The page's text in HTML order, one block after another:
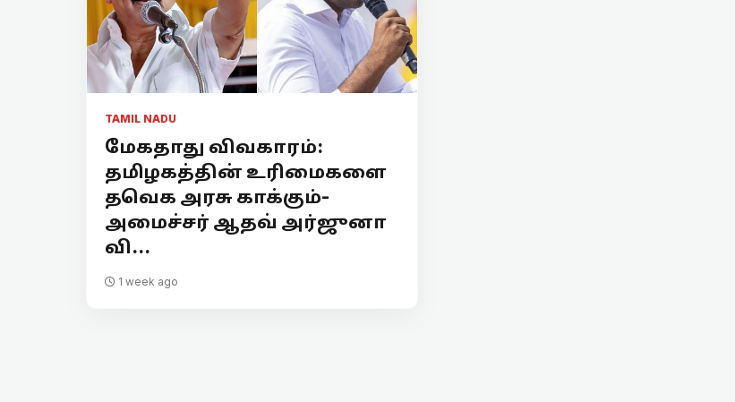
TAMIL NADU
மேகதாது விவகாரம்:
தமிழகத்தின் உரிமைகளை
தவெக அரசு காக்கும்-
அமைச்சர் ஆதவ் அர்ஜுனா
வி...
1 week ago